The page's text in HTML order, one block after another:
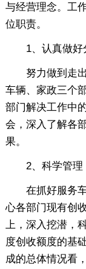
与经营理念。工
位职责。
1、认真做好
努力做到走出
车辆、家政三个
部门解决工作中
会，深入了解各
果。
2、科学管理
在抓好服务车
心各部门现有创
上，深入挖潜，
度创收额度的基
成的总体情况看